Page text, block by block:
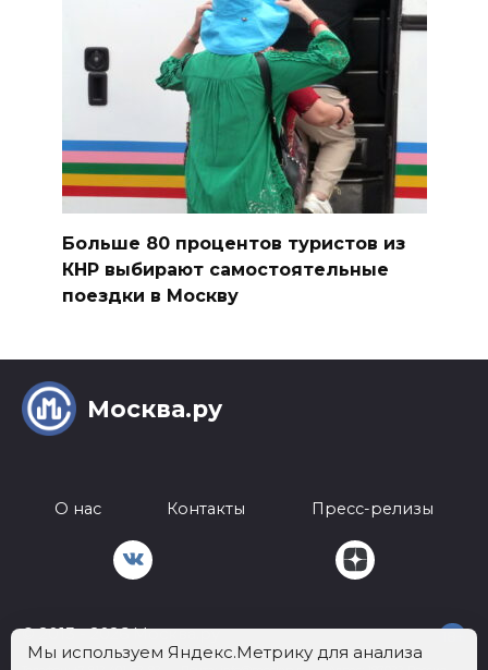
Больше 80 процентов туристов из
КНР выбирают самостоятельные
поездки в Москву
Москва.ру
О нас Контакты Пресс-релизы
© 2013 - 2026 Москва.ру
Мы используем Яндекс.Метрику для анализа